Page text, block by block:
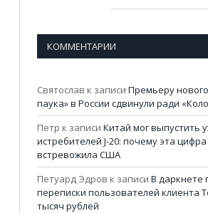
КОММЕНТАРИИ
Святослав к записи Премьеру
паука» в России сдвинули ради
Петр к записи Китай мог выпустить
истребителей J-20: почему эта цифра
встревожила США
Петуард Эдров к записи В даркнете
переписки пользователей клиента
тысяч рублей